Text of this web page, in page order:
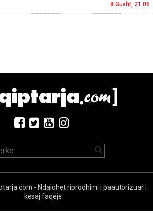
8 Gusht, 21:06
- Ndalohet riprodhimi i paautorizuar i
kesaj faqeje